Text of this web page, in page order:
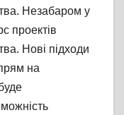
Незабаром у
проектів
Нові підходи
на